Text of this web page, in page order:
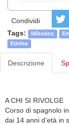
Condividi
Tags:
Métodos
Edelsa
Descrizione
A CHI SI RIVOLGE
Corso di spagnolo
dai 14 anni d’età in